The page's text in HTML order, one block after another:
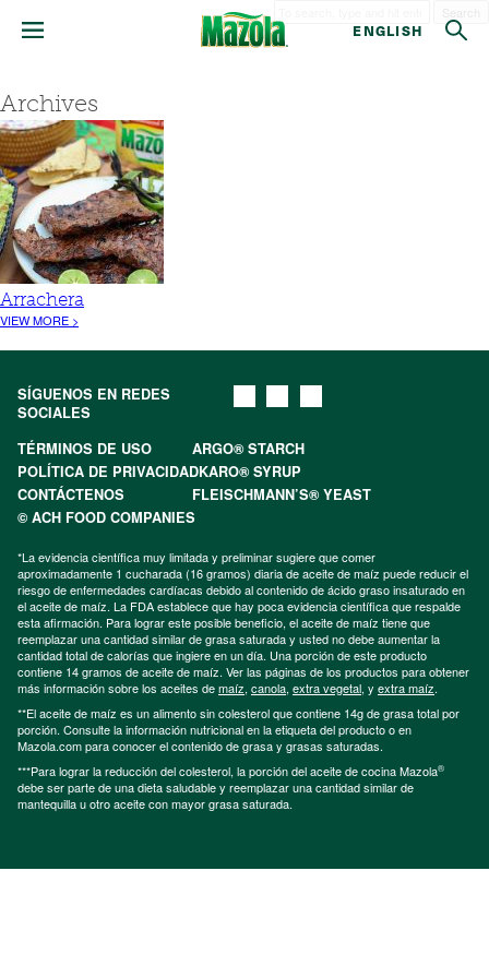
ENGLISH
Archives
Arrachera
VIEW MORE >
SÍGUENOS EN REDES
SOCIALES
TÉRMINOS DE USO
ARGO® STARCH
POLÍTICA DE PRIVACIDADKARO® SYRUP
CONTÁCTENOS
FLEISCHMANN’S® YEAST
© ACH FOOD COMPANIES
*La evidencia científica muy limitada y preliminar sugiere que comer
aproximadamente 1 cucharada (16 gramos) diaria de aceite de maíz puede reducir el
riesgo de enfermedades cardíacas debido al contenido de ácido graso insaturado en
el aceite de maíz. La FDA establece que hay poca evidencia científica que respalde
esta afirmación. Para lograr este posible beneficio, el aceite de maíz tiene que
reemplazar una cantidad similar de grasa saturada y usted no debe aumentar la
cantidad total de calorías que ingiere en un día. Una porción de este producto
contiene 14 gramos de aceite de maíz. Ver las páginas de los productos para obtener
más información sobre los aceites demaíz, canola, extra vegetal, y extra maíz.
**El aceite de maíz es un alimento sin colesterol que contiene 14g de grasa total por
porción. Consulte la información nutricional en la etiqueta del producto o en
Mazola.com para conocer el contenido de grasa y grasas saturadas.
***Para lograr la reducción del colesterol, la porción del aceite de cocina Mazola®
debe ser parte de una dieta saludable y reemplazar una cantidad similar de
mantequilla u otro aceite con mayor grasa saturada.